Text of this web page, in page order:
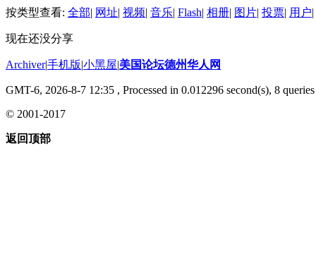
按类型查看: 全部| 网址| 视频| 音乐| Flash| 相册| 图片| 投票| 用户|
现在还没分享
Archiver|手机版|小黑屋|美国论坛德州华人网
GMT-6, 2026-8-7 12:35 , Processed in 0.012296 second(s), 8
© 2001-2017
返回顶部